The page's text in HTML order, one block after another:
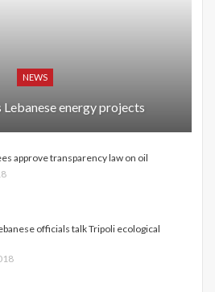
NEWS
energy projects
approve transparency law on oil
officials talk Tripoli ecological